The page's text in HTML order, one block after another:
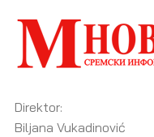
Direktor:
Biljana Vukadinović